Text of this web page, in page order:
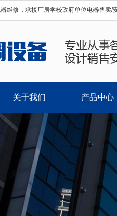
维修，承接厂房学校政府单位电器售卖/
关于我们 产品中心